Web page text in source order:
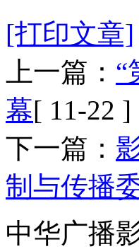
[打印文章]
上一篇： “
幕[ 11-22 ]
下一篇：
制与传播
中华广播